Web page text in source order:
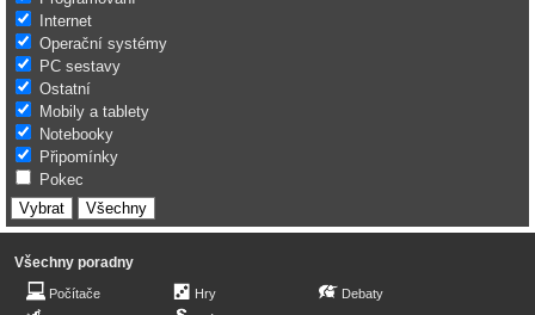
Internet
Operační systémy
PC sestavy
Ostatní
Mobily a tablety
Notebooky
Připomínky
Pokec
Všechny poradny
Počítače
Hry
Debaty